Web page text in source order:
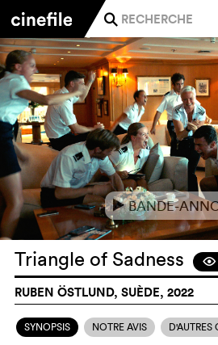
j
eBANDE-
Triangle of Sadness F
RUBEN ÖSTLUND, SUÈDE, 2022
SYNOPSIS NOTRE AVIS D'AUTRES